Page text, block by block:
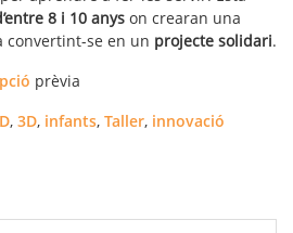
8 i 10 anys on crearan una
convertint-se en un projecte solidari.
prèvia
, 3D, infants, Taller, innovació